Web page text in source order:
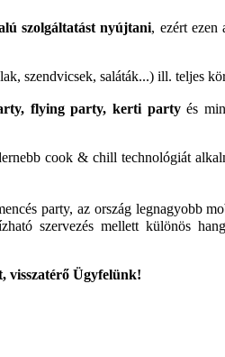
szolgáltatást nyújtani, ezért ezen
szendvicsek, saláták...) ill. teljes
flying party, kerti partyés
cook & chill technológiát
party, az ország legnagyobb
szervezés mellett különös
visszatérő Ügyfelünk!